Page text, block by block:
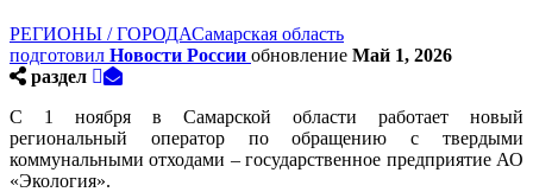
РЕГИОНЫ / ГОРОДАСамарская область
подготовил Новости России обновление Май 1, 2026
раздел
С 1 ноября в Самарской области работает новый
региональный оператор по обращению с твердыми
коммунальными отходами – государственное предприятие АО
«Экология».